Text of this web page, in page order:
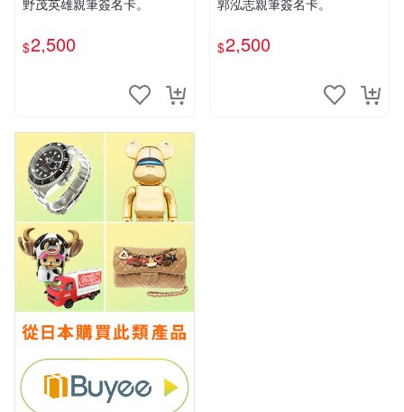
野茂英雄親筆簽名卡。
$2,500
郭泓志親筆簽名卡。
$2,500